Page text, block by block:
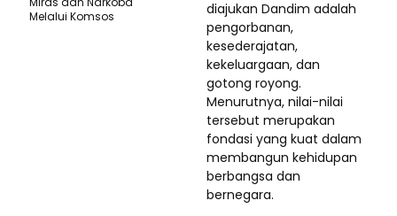
diajukan Dandim adalah
pengorbanan,
kesederajatan,
kekeluargaan, dan
gotong royong.
Menurutnya, nilai-nilai
tersebut merupakan
fondasi yang kuat dalam
membangun kehidupan
berbangsa dan
bernegara.
Melalui Komsos